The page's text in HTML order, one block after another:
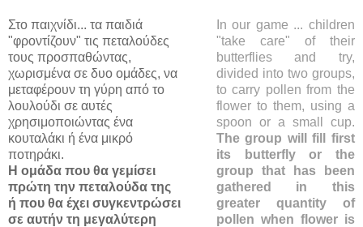
Στο παιχνίδι... τα παιδιά
"φροντίζουν" τις πεταλούδες
τους προσπαθώντας,
χωρισμένα σε δυο ομάδες, να
μεταφέρουν τη γύρη από το
λουλούδι σε αυτές
χρησιμοποιώντας ένα
κουταλάκι ή ένα μικρό
ποτηράκι.
Η ομάδα που θα γεμίσει
πρώτη την πεταλούδα της
ή που θα έχει συγκεντρώσει
σε αυτήν τη μεγαλύτερη
In our game ... children
"take care" of their
butterflies and try,
divided into two groups,
to carry pollen from the
flower to them, using a
spoon or a small cup.
The group will fill first
its butterfly or the
group that has been
gathered in this
greater quantity of
pollen when flower is